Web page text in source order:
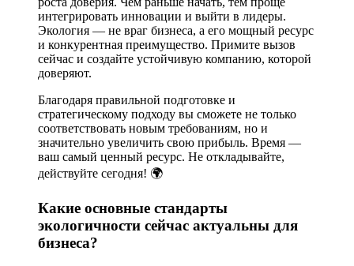
интегрировать инновации и выйти в лидеры.
Экология — не враг бизнеса, а его мощный ресурс
и конкурентная преимущество. Примите вызов
сейчас и создайте устойчивую компанию, которой
доверяют.
Благодаря правильной подготовке и
стратегическому подходу вы сможете не только
соответствовать новым требованиям, но и
значительно увеличить свою прибыль. Время —
ваш самый ценный ресурс. Не откладывайте,
действуйте сегодня! 🌍
Какие основные стандарты
экологичности сейчас актуальны для
бизнеса?